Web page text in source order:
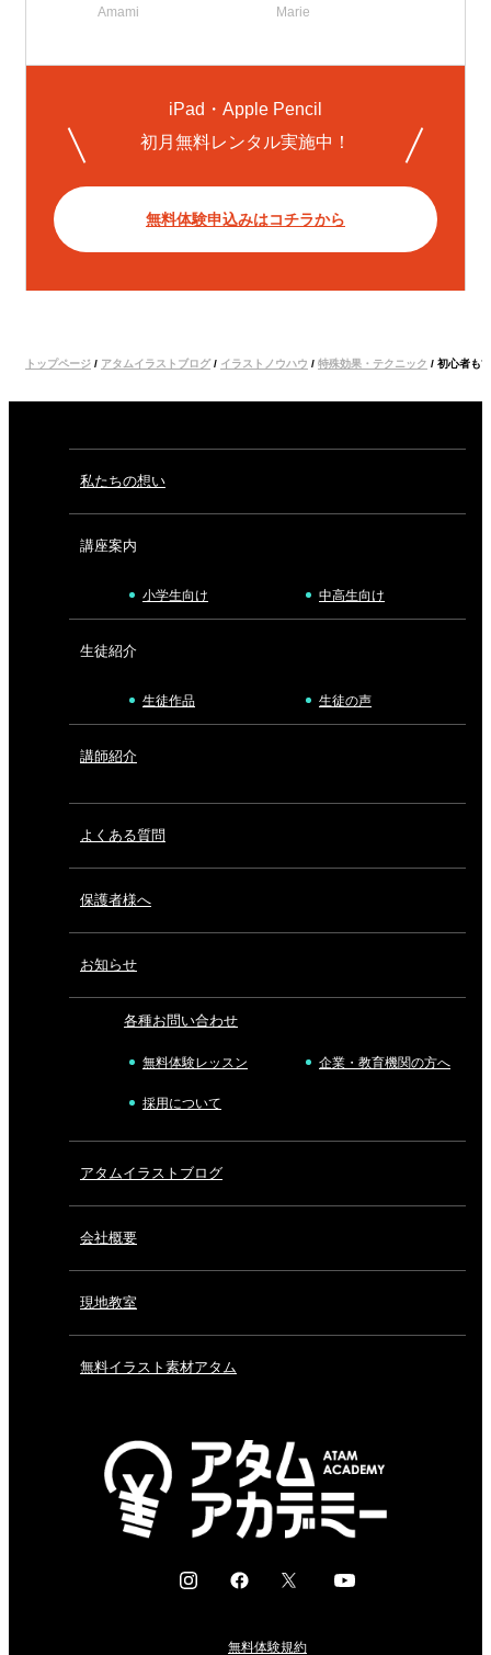
Amami Marie
iPad・Apple Pencil
初月無料レンタル実施中！
無料体験申込みはコチラから
トップページ / アタムイラストブログ/ イラストノウハウ / 特殊効果・テクニック / 初心者も
私たちの想い
講座案内
小学生向け 中高生向け
生徒紹介
生徒作品 生徒の声
講師紹介
よくある質問
保護者様へ
お知らせ
各種お問い合わせ
無料体験レッスン 企業・教育機関の方へ
採用について
アタムイラストブログ
会社概要
現地教室
無料イラスト素材アタム
I
F
e
X
Y
無料体験規約